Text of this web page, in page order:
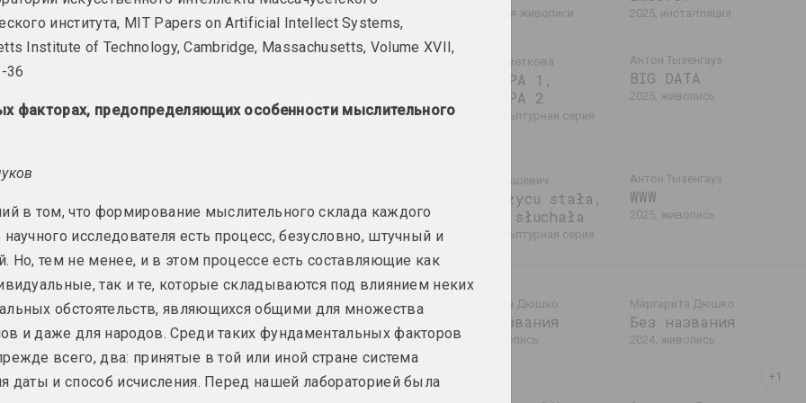
2025, серия живописи 2025, инсталляция
системе
2025, скульптура
Философские
Евгения Цветкова
ФРАКТУРА 1,
ФРАКТУРА 2
2025, скульптурная серия
Антон Тызенгауз
BIG DATA
2025, живопись
2025, видео-инсталляция 2025, живопись
Алла Савошевич
W księżycu stała,
wiatru słuchała
2025, скульптурная серия
Антон Тызенгауз
WWW
2025, живопись
Юра Шуст
Без названия
2024, серия объектов
Илья Падалко
Без названия
2024, живопись
Маргарита Дюшко
Без названия
2024, живопись
Маргарита Дюшко
Без названия
2024, живопись
института, MIT Papers on Artificial Intellect Systems,
Institute of Technology, Cambridge, Massachusetts, Volume XVII,
36
факторах, предопределяющих особенности мыслительного
в том, что формирование мыслительного склада каждого
научного исследователя есть процесс, безусловно, штучный и
Но, тем не менее, и в этом процессе есть составляющие как
так и те, которые складываются под влиянием неких
обстоятельств, являющихся общими для множества
и даже для народов. Среди таких фундаментальных факторов
всего, два: принятые в той или иной стране система
даты и способ исчисления. Перед нашей лабораторией была